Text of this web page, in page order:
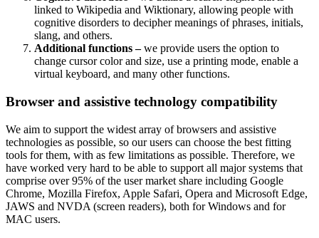
linked to Wikipedia and Wiktionary, allowing people with
cognitive disorders to decipher meanings of phrases, initials,
slang, and others.
Additional functions –we provide users the option to
change cursor color and size, use a printing mode, enable a
virtual keyboard, and many other functions.
Browser and assistive technology compatibility
We aim to support the widest array of browsers and assistive
technologies as possible, so our users can choose the best fitting
tools for them, with as few limitations as possible. Therefore, we
have worked very hard to be able to support all major systems that
comprise over 95% of the user market share including Google
Chrome, Mozilla Firefox, Apple Safari, Opera and Microsoft Edge,
JAWS and NVDA (screen readers), both for Windows and for
MAC users.